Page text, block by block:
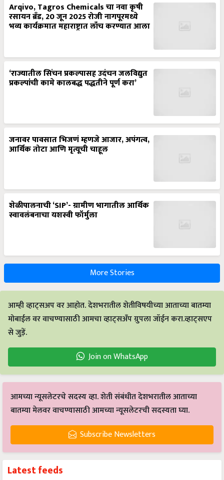
Arqivo, Tagros Chemicals चा नवा कृषी
रसायन ब्रँड, 20 जून 2025 रोजी नागपूरमध्ये
भव्य कार्यक्रमात महाराष्ट्रात लाँच करण्यात आला
‘राज्यातील सिंचन प्रकल्पासह उदंचन जलविद्युत
प्रकल्पांची कामे कालबद्ध पद्धतीने पूर्ण करा’
जनावर पावसात भिजणं म्हणजे आजार, अपंगत्व,
आर्थिक तोटा आणि मृत्यूची चाहूल
शेळीपालनाची ‘SIP’- ग्रामीण भागातील आर्थिक
स्वावलंबनाचा यशस्वी फॉर्मुला
More Stories
आम्ही व्हाट्सअप वर आहोत. देशभरातील शेतीविषयीच्या आताच्या बातम्या
मोबाईल वर वाचण्यासाठी आमचा व्हाट्सअँप ग्रुपला जॉईन करा.व्हाट्सएप
से जुड़ें.
Join on WhatsApp
आमच्या न्यूसलेटरचे सदस्य व्हा. शेती संबंधीत देशभरातील आताच्या
बातम्या मेलवर वाचण्यासाठी आमच्या न्यूसलेटरची सदस्यता घ्या.
Subscribe Newsletters
Latest feeds